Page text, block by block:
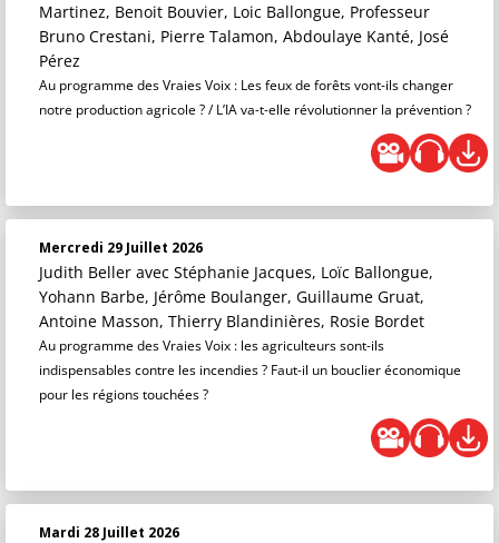
Martinez, Benoit Bouvier, Loic Ballongue, Professeur
Bruno Crestani, Pierre Talamon, Abdoulaye Kanté, José
Pérez
Au programme des Vraies Voix : Les feux de forêts vont-ils changer
notre production agricole ? / L’IA va-t-elle révolutionner la prévention ?
Mercredi 29 Juillet 2026
Judith Beller avec Stéphanie Jacques, Loïc Ballongue,
Yohann Barbe, Jérôme Boulanger, Guillaume Gruat,
Antoine Masson, Thierry Blandinières, Rosie Bordet
Au programme des Vraies Voix : les agriculteurs sont-ils
indispensables contre les incendies ? Faut-il un bouclier économique
pour les régions touchées ?
Mardi 28 Juillet 2026